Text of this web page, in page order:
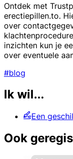
Ontdek met
erectiepillen.to.
over
inzichten kun je
over eventuele
#blog
Ik wil...
Een
Ook